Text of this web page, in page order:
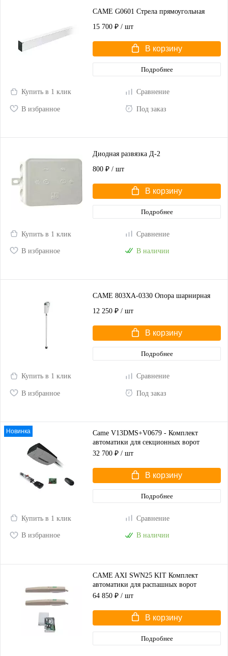
CAME G0601 Стрела прямоугольная
15 700 ₽ / шт
В корзину
Подробнее
Купить в 1 клик Сравнение
В избранное Под заказ
Диодная развязка Д-2
800 ₽ / шт
В корзину
Подробнее
Купить в 1 клик Сравнение
В избранное В наличии
CAME 803XA-0330 Опора шарнирная
12 250 ₽ / шт
В корзину
Подробнее
Купить в 1 клик Сравнение
В избранное Под заказ
Новинка
Came V13DMS+V0679 - Комплект
автоматики для секционных ворот
высотой до 2,25 м
32 700 ₽ / шт
В корзину
Подробнее
Купить в 1 клик Сравнение
В избранное В наличии
CAME AXI SWN25 KIT Комплект
автоматики для распашных ворот
(корпус серый)
64 850 ₽ / шт
В корзину
Подробнее